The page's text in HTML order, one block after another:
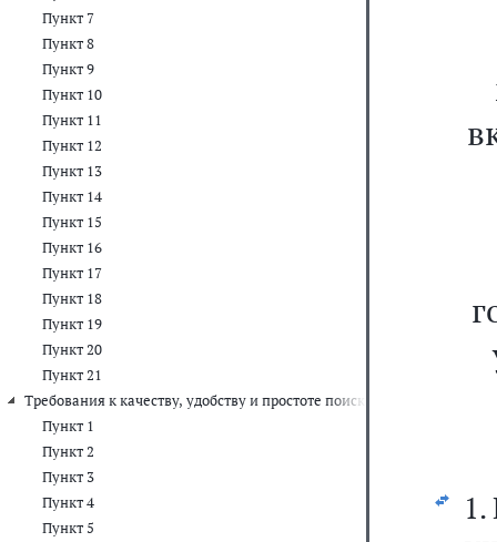
Пункт 7
Пункт 8
Пункт 9
Пункт 10
Пункт 11
Пункт 12
Пункт 13
Пункт 14
Пункт 15
Пункт 16
Пункт 17
Пункт 18
Пункт 19
Пункт 20
Пункт 21
Требования к качеству, удобству и простоте поиска информации
Пункт 1
Пункт 2
Пункт 3
Пункт 4
Пункт 5